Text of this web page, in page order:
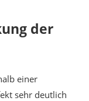
der
einer
sehr deutlich